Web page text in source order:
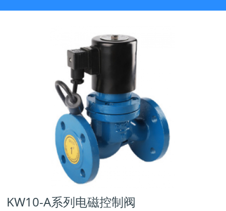
KW10-A系列电磁控制阀